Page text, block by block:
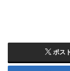
ポス